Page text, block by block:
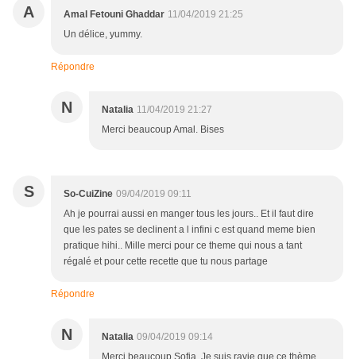
A Amal Fetouni Ghaddar 11/04/2019 21:25
Un délice, yummy.
Répondre
N Natalia 11/04/2019 21:27
Merci beaucoup Amal. Bises
S So-CuiZine 09/04/2019 09:11
Ah je pourrai aussi en manger tous les jours.. Et il faut dire
que les pates se declinent a l infini c est quand meme bien
pratique hihi.. Mille merci pour ce theme qui nous a tant
régalé et pour cette recette que tu nous partage
Répondre
N Natalia 09/04/2019 09:14
Merci beaucoup Sofia. Je suis ravie que ce thème